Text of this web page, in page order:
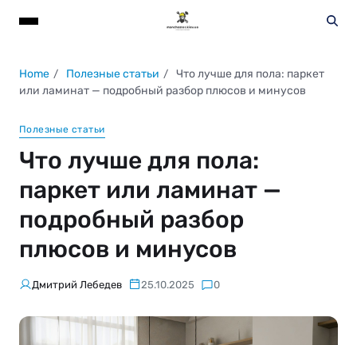
Home Полезные статьи
Что лучше для пола: паркет
или ламинат — подробный разбор плюсов и минусов
Полезные статьи
Что лучше для пола:
паркет или ламинат —
подробный разбор
плюсов и минусов
Дмитрий Лебедев 25.10.2025 0